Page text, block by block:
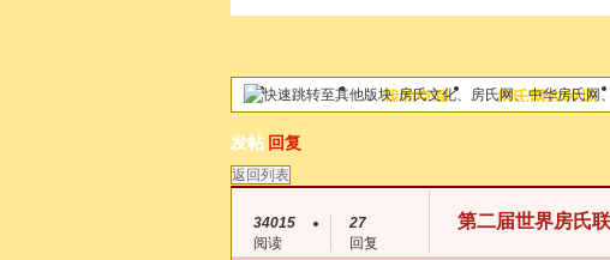
论坛 我的空间 房氏网农牧场
帖子
搜索
房氏文化、房氏网、中华房氏网
发帖 回复
返回列表
34015
阅读
27
回复
第二届世界房氏